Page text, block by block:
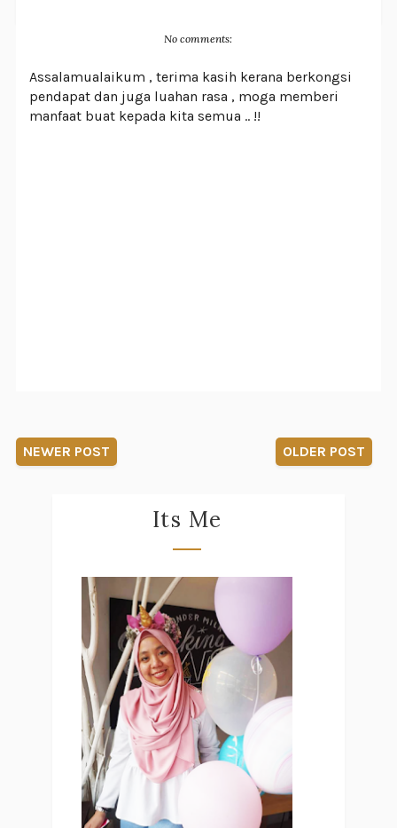
No comments:
Assalamualaikum , terima kasih kerana berkongsi
pendapat dan juga luahan rasa , moga memberi
manfaat buat kepada kita semua .. !!
NEWER POST OLDER POST
Its Me